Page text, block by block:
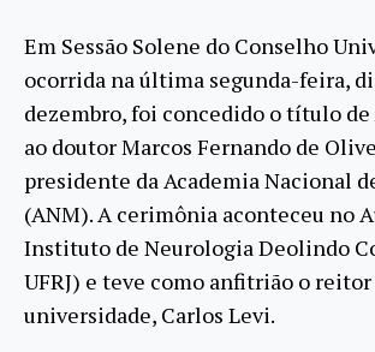
Em Sessão Solene do Conselho
ocorrida na última segunda-feira,
dezembro, foi concedido o título de
ao doutor Marcos Fernando de
presidente da Academia Nacional
(ANM). A cerimônia aconteceu no
Instituto de Neurologia Deolindo
UFRJ) e teve como anfitrião o reitor
universidade, Carlos Levi.